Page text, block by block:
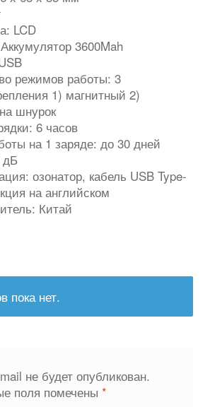
LCD
3600Mah
режимов работы: 3
1) магнитный 2)
шнурок
6 часов
на 1 заряде: до 30 дней
озонатор, кабель USB Type-
на английском
Китай
пока нет.
не будет опубликован.
поля помечены *